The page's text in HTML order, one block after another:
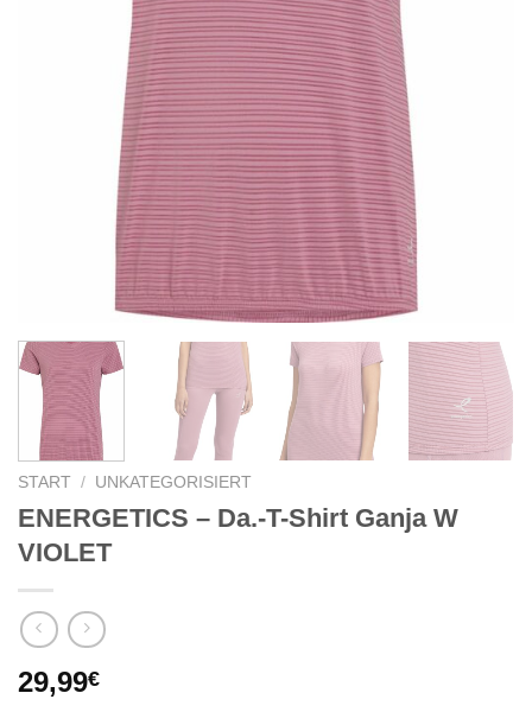
START / UNKATEGORISIERT
ENERGETICS – Da.-T-Shirt Ganja W
VIOLET
29,99€